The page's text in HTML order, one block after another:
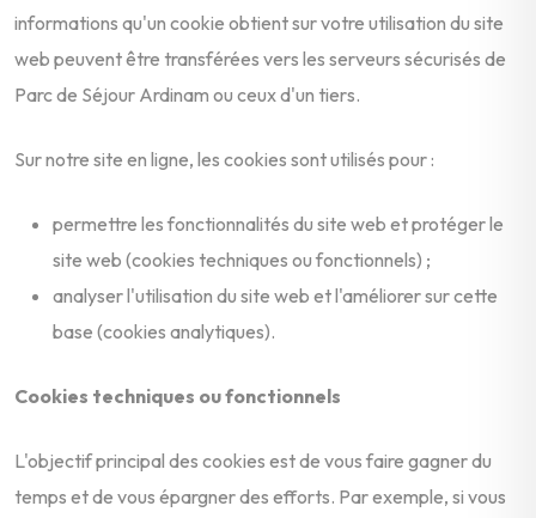
informations qu'un cookie obtient sur votre utilisation du site
web peuvent être transférées vers les serveurs sécurisés de
Parc de Séjour Ardinam ou ceux d'un tiers.
Sur notre site en ligne, les cookies sont utilisés pour :
permettre les fonctionnalités du site web et protéger le
site web (cookies techniques ou fonctionnels) ;
analyser l'utilisation du site web et l'améliorer sur cette
base (cookies analytiques).
Cookies techniques ou fonctionnels
L'objectif principal des cookies est de vous faire gagner du
temps et de vous épargner des efforts. Par exemple, si vous